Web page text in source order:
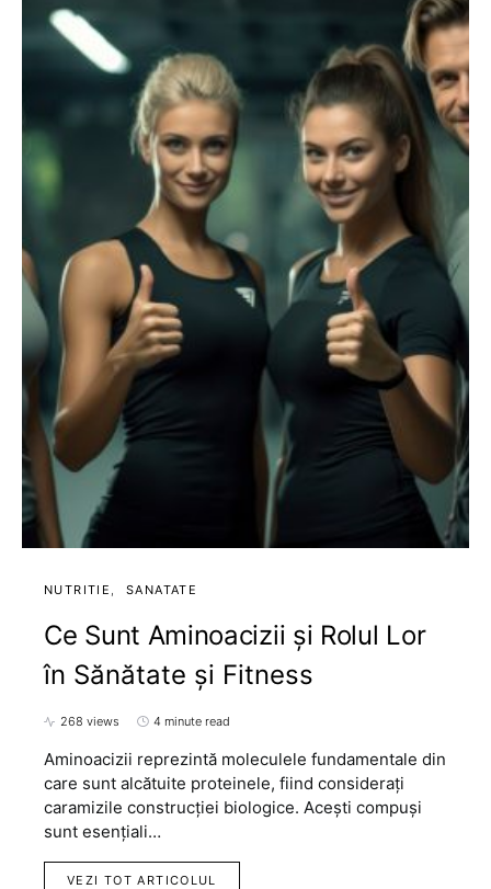
NUTRITIE SANATATE
Ce Sunt Aminoacizii și Rolul Lor
în Sănătate și Fitness
268 views 4 minute read
Aminoacizii reprezintă moleculele fundamentale din
care sunt alcătuite proteinele, fiind considerați
caramizile construcției biologice. Acești compuși
sunt esențiali…
VEZI TOT ARTICOLUL